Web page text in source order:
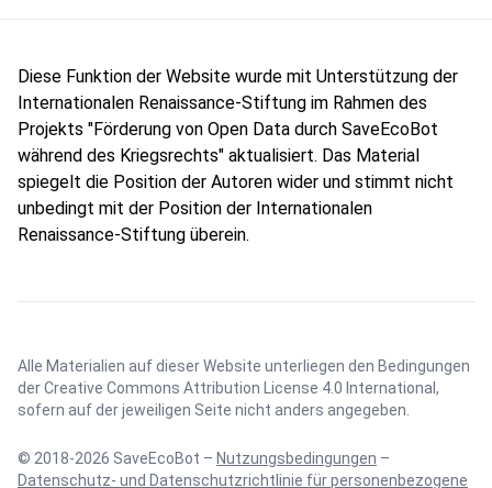
Diese Funktion der Website wurde mit Unterstützung der
Internationalen Renaissance-Stiftung im Rahmen des
Projekts "Förderung von Open Data durch SaveEcoBot
während des Kriegsrechts" aktualisiert. Das Material
spiegelt die Position der Autoren wider und stimmt nicht
unbedingt mit der Position der Internationalen
Renaissance-Stiftung überein.
Alle Materialien auf dieser Website unterliegen den Bedingungen
derCreative Commons Attribution License 4.0 International ,
sofern auf der jeweiligen Seite nicht anders angegeben.
© 2018-2026 SaveEcoBot – Nutzungsbedingungen –
Datenschutz- und Datenschutzrichtlinie für personenbezogene